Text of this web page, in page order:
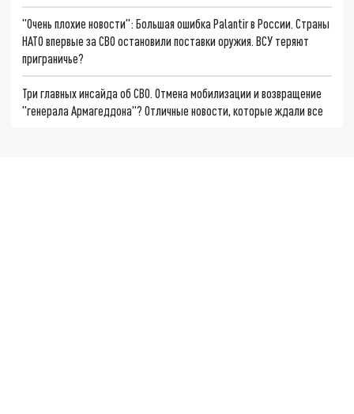
"Очень плохие новости": Большая ошибка Palantir в России. Страны
НАТО впервые за СВО остановили поставки оружия. ВСУ теряют
приграничье?
Три главных инсайда об СВО. Отмена мобилизации и возвращение
"генерала Армагеддона"? Отличные новости, которые ждали все